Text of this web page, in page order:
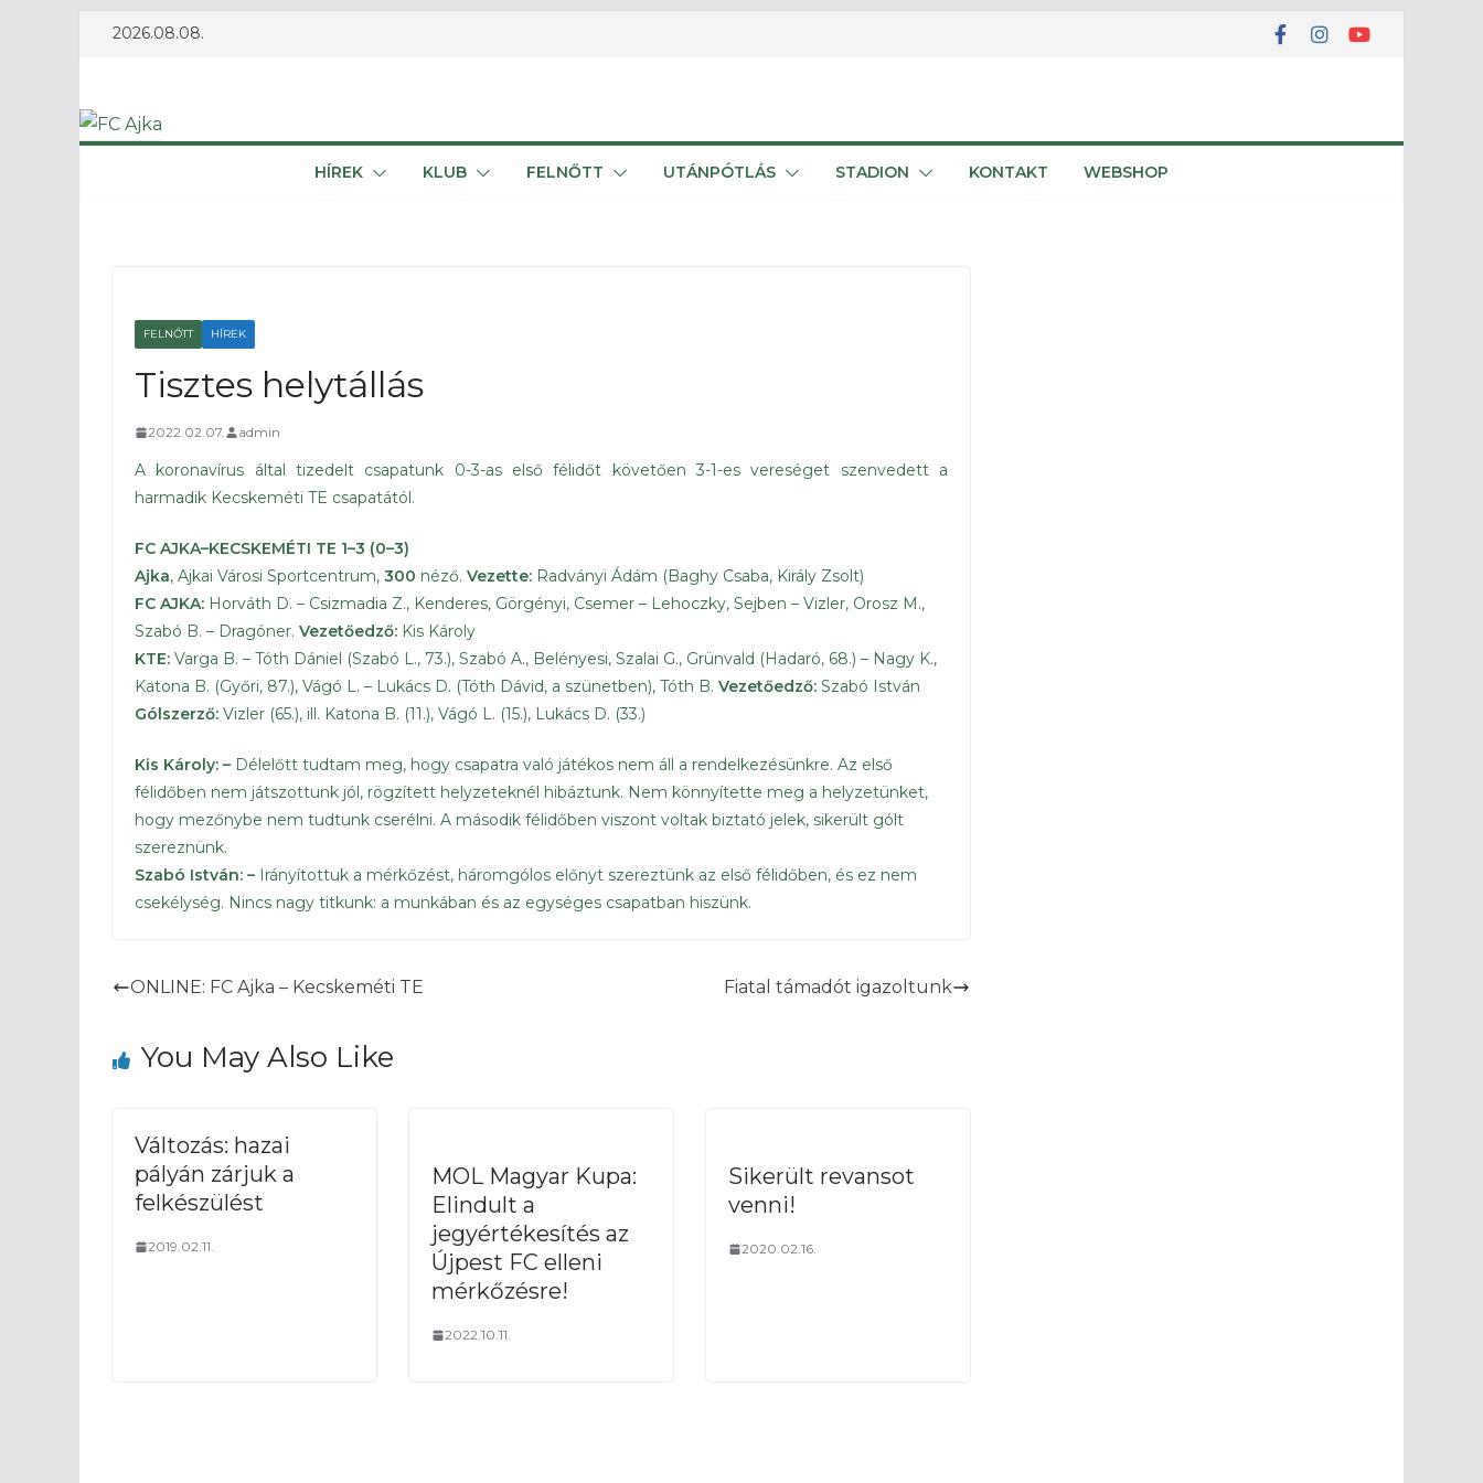
Skip2026.08.08.
HÍREK KLUB FELNŐTT UTÁNPÓTLÁS STADION KONTAKT WEBSHOP
FELNŐTT HÍREK
Tisztes helytállás
2022.02.07. admin
A koronavírus által tizedelt csapatunk 0-3-as első félidőt követően 3-1-es vereséget szenvedett a
harmadik Kecskeméti TE csapatától.
FC AJKA–KECSKEMÉTI TE 1–3 (0–3)
Ajka, Ajkai Városi Sportcentrum, 300 néző. Vezette: Radványi Ádám (Baghy Csaba, Király Zsolt)
FC AJKA: Horváth D. – Csizmadia Z., Kenderes, Görgényi, Csemer – Lehoczky, Sejben – Vizler, Orosz M.,
Szabó B. – Dragóner. Vezetőedző: Kis Károly
KTE: Varga B. – Tóth Dániel (Szabó L., 73.), Szabó A., Belényesi, Szalai G., Grünvald (Hadaró, 68.) – Nagy K.,
Katona B. (Győri, 87.), Vágó L. – Lukács D. (Tóth Dávid, a szünetben), Tóth B. Vezetőedző: Szabó István
Gólszerző: Vizler (65.), ill. Katona B. (11.), Vágó L. (15.), Lukács D. (33.)
Kis Károly: – Délelőtt tudtam meg, hogy csapatra való játékos nem áll a rendelkezésünkre. Az első
félidőben nem játszottunk jól, rögzített helyzeteknél hibáztunk. Nem könnyítette meg a helyzetünket,
hogy mezőnybe nem tudtunk cserélni. A második félidőben viszont voltak biztató jelek, sikerült gólt
szereznünk.
Szabó István: – Irányítottuk a mérkőzést, háromgólos előnyt szereztünk az első félidőben, és ez nem
csekélység. Nincs nagy titkunk: a munkában és az egységes csapatban hiszünk.
ONLINE: FC Ajka – Kecskeméti TE Fiatal támadót igazoltunk
You May Also Like
Változás: hazai
pályán zárjuk a
felkészülést
2019.02.11.
MOL Magyar Kupa:
Elindult a
jegyértékesítés az
Újpest FC elleni
mérkőzésre!
2022.10.11.
Sikerült revansot
venni!
2020.02.16.